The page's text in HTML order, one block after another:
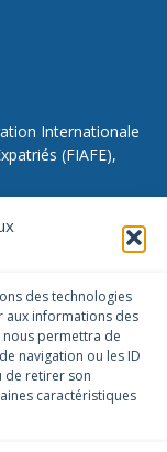
des technologies
aux informations des
nous permettra de
navigation ou les ID
de retirer son
caractéristiques
Internationale
(FIAFE),